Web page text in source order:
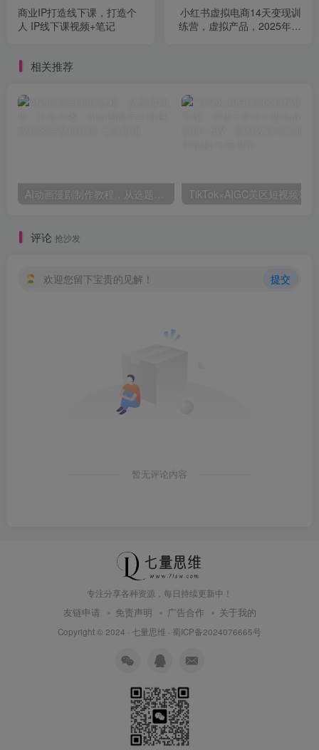
商业IP打造线下课，打造个
人 IP线下课视频+笔记
小红书虚拟电商14天变现训
练营，虚拟产品，2025年普
相关推荐
AI动画漫剧制作教程，从选题构思、分镜文案、AI绘图配音到剪映成片的完整创作流
评论 抢沙发
欢迎您留下宝贵的见解！ 提交
暂无评论内容
专注分享各种资源，每日持续更新中！
友链申请 免责声明 广告合作 关于我的
Copyright © 2024 · 七量思维 · 蜀ICP备2024076665号